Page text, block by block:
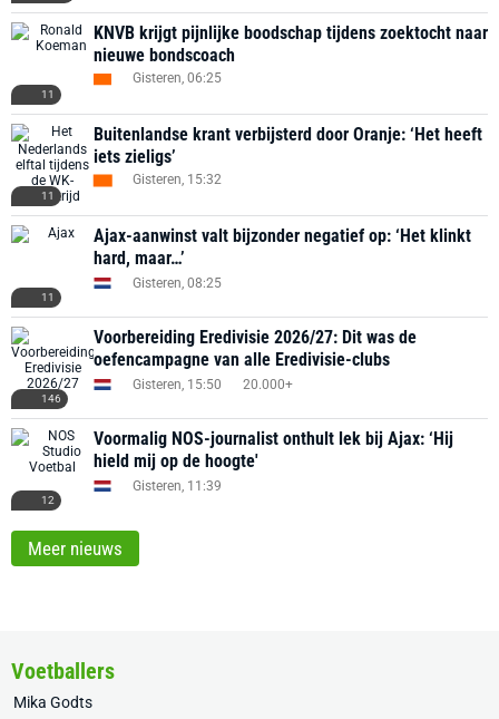
11
KNVB krijgt pijnlijke boodschap tijdens zoektocht naar
nieuwe bondscoach
Gisteren, 06:25
11
Buitenlandse krant verbijsterd door Oranje: ‘Het heeft
iets zieligs’
Gisteren, 15:32
11
Ajax-aanwinst valt bijzonder negatief op: ‘Het klinkt
hard, maar…’
Gisteren, 08:25
146
Voorbereiding Eredivisie 2026/27: Dit was de
oefencampagne van alle Eredivisie-clubs
Gisteren, 15:50 20.000+
12
Voormalig NOS-journalist onthult lek bij Ajax: ‘Hij
hield mij op de hoogte'
Gisteren, 11:39
Meer nieuws
Voetballers
Mika Godts